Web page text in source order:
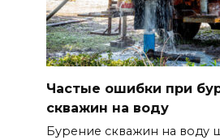
Частые ошибки при
скважин на воду
Бурение скважин на воду